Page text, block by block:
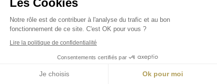
personnelle ou intuitive.
explorer vos aspirations
profondes.
trafic et au bon fonctionnement de ce site.
C'est OK pour vous ?
Lire la politique de confidentialité
Consentements certifiés par
Je choisis Ok pour moi